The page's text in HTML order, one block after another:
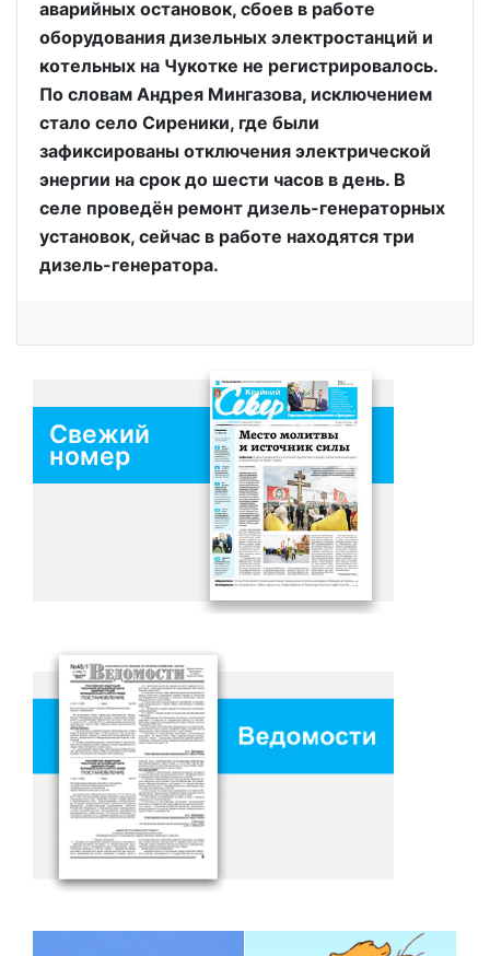
аварийных остановок, сбоев в работе
оборудования дизельных электростанций и
котельных на Чукотке не регистрировалось.
По словам Андрея Мингазова, исключением
стало село Сиреники, где были
зафиксированы отключения электрической
энергии на срок до шести часов в день. В
селе проведён ремонт дизель-генераторных
установок, сейчас в работе находятся три
дизель-генератора.
Свежий
номер